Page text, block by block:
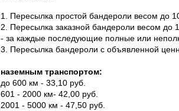
1. Пересылка простой бандероли весом до
2. Пересылка заказной бандероли весом до
- за каждые последующие полные или
3. Пересылка бандероли с объявленной
наземным транспортом:
до 600 км - 33,10 руб.
601 - 2000 км- 42,00 руб.
2001 - 5000 км - 47,50 руб.